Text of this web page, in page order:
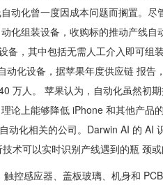
动化曾一度因成本问题而搁置。
化组装设备，收购标的推动产线
备，其中包括无需人工介入即可组
动化设备，据苹果年度供应链 报告
万人。 苹果认为，自动化虽然初
论上能够降低 iPhone 和其他产品
动化相关的公司。Darwin AI 的 AI
术可以实时识别产线遇到的瓶 颈
控感应器、盖板玻璃、机身和